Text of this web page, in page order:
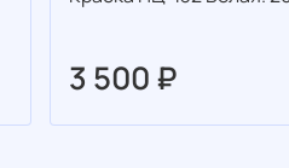
3 500 ₽